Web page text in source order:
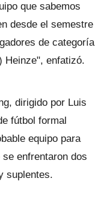
que sabemos
desde el semestre
de categoría
Heinze", enfatizó.
dirigido por Luis
fútbol formal
equipo para
enfrentaron dos
suplentes.